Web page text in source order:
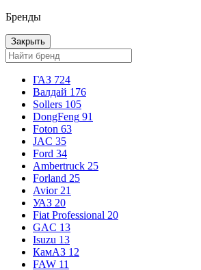
Бренды
Закрыть
ГАЗ 724
Валдай 176
Sollers 105
DongFeng 91
Foton 63
JAC 35
Ford 34
Ambertruck 25
Forland 25
Avior 21
УАЗ 20
Fiat Professional 20
GAC 13
Isuzu 13
КамАЗ 12
FAW 11